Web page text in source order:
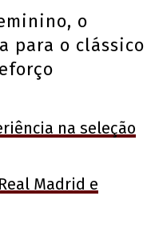
o
para o clássico
na seleção
Madrid e